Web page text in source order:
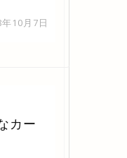
10月7日
カー